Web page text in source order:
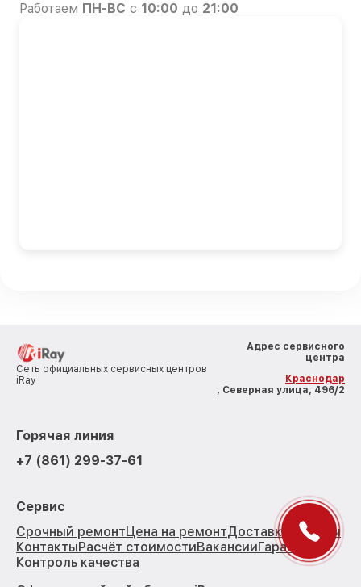
Работаем ПН-ВС с 10:00 до 21:00
Сеть официальных сервисных центров
iRay
Адрес сервисного
центра
Краснодар
, Северная улица, 496/2
Горячая линия
+7 (861) 299-37-61
Сервис
Срочный ремонтЦена на ремонтДоставка
Отзывы
КонтактыРасчёт стоимостиВакансииГарантии
Контроль качества